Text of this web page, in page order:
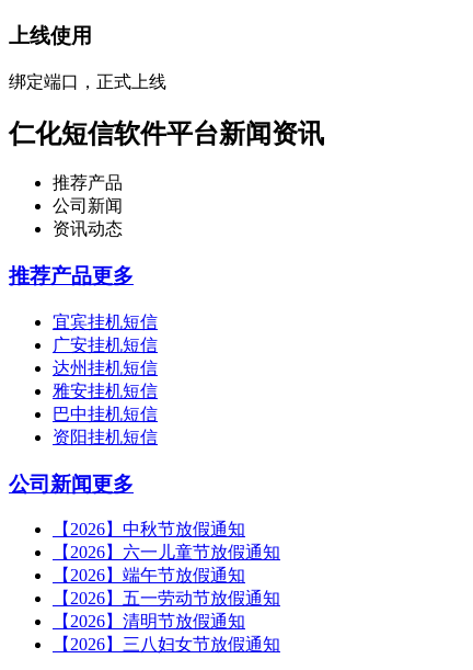
上线使用
绑定端口，正式上线
仁化短信软件平台新闻资讯
推荐产品
公司新闻
资讯动态
推荐产品更多
宜宾挂机短信
广安挂机短信
达州挂机短信
雅安挂机短信
巴中挂机短信
资阳挂机短信
公司新闻更多
【2026】中秋节放假通知
【2026】六一儿童节放假通知
【2026】端午节放假通知
【2026】五一劳动节放假通知
【2026】清明节放假通知
【2026】三八妇女节放假通知